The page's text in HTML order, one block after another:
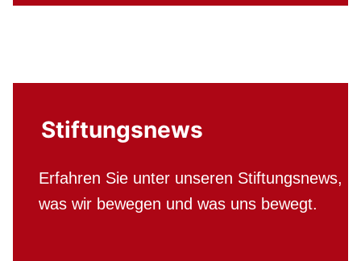
Stiftungsnews
Erfahren Sie unter unseren Stiftungsnews,
was wir bewegen und was uns bewegt.